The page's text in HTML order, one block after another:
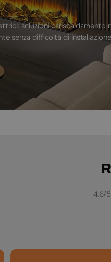
soluzioni di riscaldamento
senza difficoltà di
4,6/